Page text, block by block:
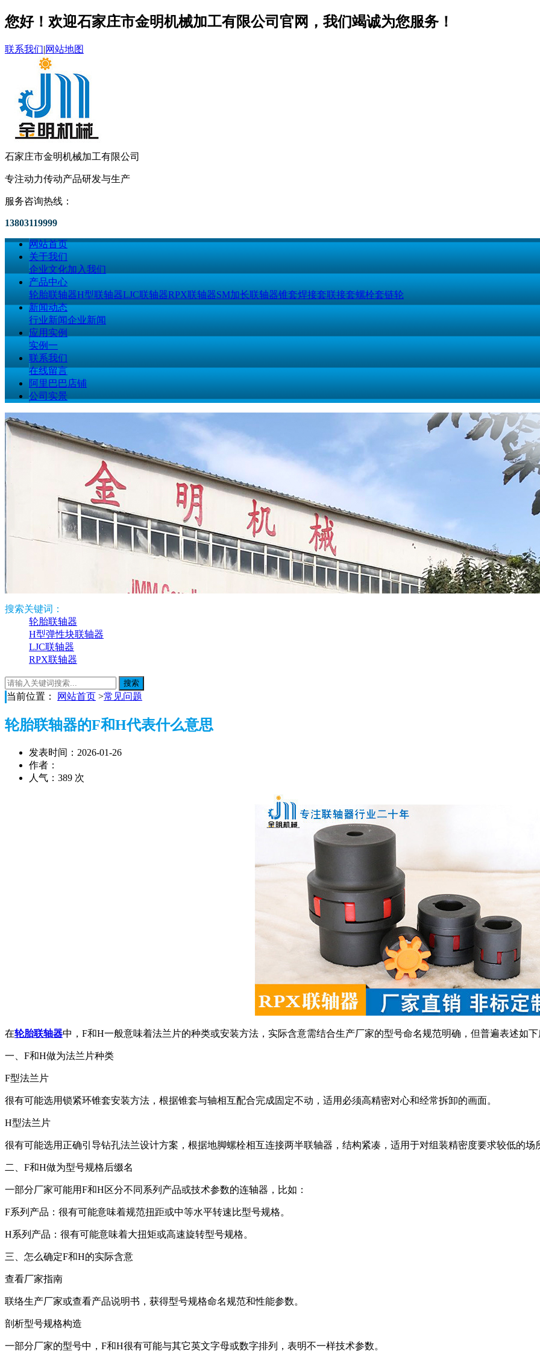
您好！欢迎石家庄市金明机械加工有限公司官网，我们竭诚为您服务！
联系我们|网站地图
石家庄市金明机械加工有限公司
专注动力传动产品研发与生产
服务咨询热线：
13803119999
网站首页
关于我们
企业文化加入我们
产品中心
轮胎联轴器H型联轴器LJC联轴器RPX联轴器SM加长联轴器锥套焊接套联接套螺栓套链轮
新闻动态
行业新闻企业新闻
应用实例
实例一
联系我们
在线留言
阿里巴巴店铺
公司实景
搜索关键词：
轮胎联轴器
H型弹性块联轴器
LJC联轴器
RPX联轴器
当前位置： 网站首页 >常见问题
轮胎联轴器的F和H代表什么意思
发表时间：2026-01-26
作者：
人气：389 次
在轮胎联轴器中，F和H一般意味着法兰片的种类或安装方法，实际含意需结合生产厂家的型号命名规范明确，但普遍表述如
一、F和H做为法兰片种类
F型法兰片
很有可能选用锁紧环锥套安装方法，根据锥套与轴相互配合完成固定不动，适用必须高精密对心和经常拆卸的画面。
H型法兰片
很有可能选用正确引导钻孔法兰设计方案，根据地脚螺栓相互连接两半联轴器，结构紧凑，适用于对组装精密度要求较低的场
二、F和H做为型号规格后缀名
一部分厂家可能用F和H区分不同系列产品或技术参数的连轴器，比如：
F系列产品：很有可能意味着规范扭距或中等水平转速比型号规格。
H系列产品：很有可能意味着大扭矩或高速旋转型号规格。
三、怎么确定F和H的实际含意
查看厂家指南
联络生产厂家或查看产品说明书，获得型号规格命名规范和性能参数。
剖析型号规格构造
一部分厂家的型号中，F和H很有可能与其它英文字母或数字排列，表明不一样技术参数。